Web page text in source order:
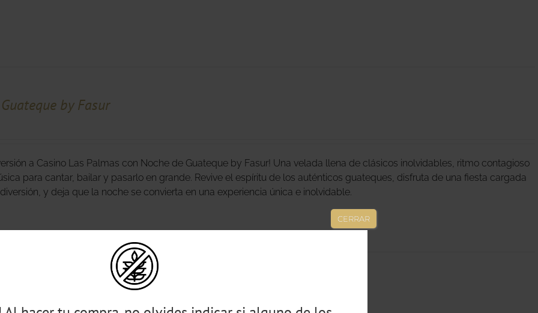
by Fasur
a Casino Las Palmas con Noche de Guateque by Fasur! Una velada llena de clásicos inolvidables, ritmo contagioso
para cantar, bailar y pasarlo en grande. Revive el espíritu de los auténticos guateques, disfruta de una fiesta cargada
y deja que la noche se convierta en una experiencia única e inolvidable.
Dalma by Pedro Quintana
CERRAR